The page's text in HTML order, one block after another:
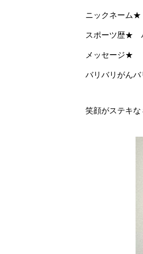
ニックネーム
スポーツ歴★
メッセージ★
バリバリがんバ
笑顔がステキ